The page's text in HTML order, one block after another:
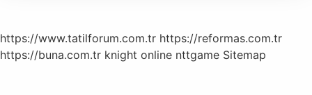
https://www.tatilforum.com.tr https://reformas.com.tr
https://buna.com.tr knight online nttgame Sitemap